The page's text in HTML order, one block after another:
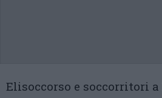
Elisoccorso e soccorritori a